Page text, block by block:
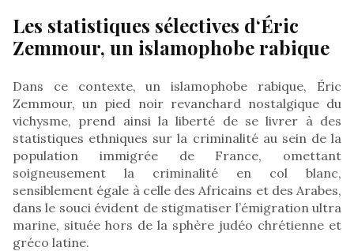
Les statistiques sélectives d‘Éric
Zemmour, un islamophobe rabique
Dans ce contexte, un islamophobe rabique, Éric
Zemmour, un pied noir revanchard nostalgique du
vichysme, prend ainsi la liberté de se livrer à des
statistiques ethniques sur la criminalité au sein de la
population immigrée de France, omettant
soigneusement la criminalité en col blanc,
sensiblement égale à celle des Africains et des Arabes,
dans le souci évident de stigmatiser l’émigration ultra
marine, située hors de la sphère judéo chrétienne et
gréco latine.